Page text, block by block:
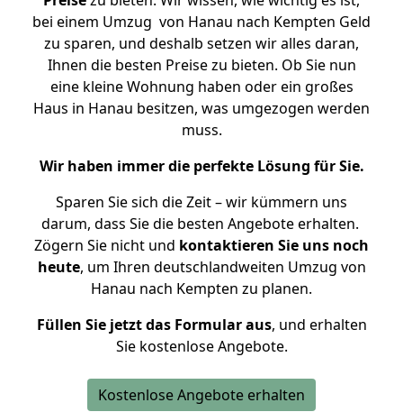
bei einem Umzug von Hanau nach Kempten Geld
zu sparen, und deshalb setzen wir alles daran,
Ihnen die besten Preise zu bieten. Ob Sie nun
eine kleine Wohnung haben oder ein großes
Haus in Hanau besitzen, was umgezogen werden
muss.
Wir haben immer die perfekte Lösung für Sie.
Sparen Sie sich die Zeit – wir kümmern uns
darum, dass Sie die besten Angebote erhalten.
Zögern Sie nicht und kontaktieren Sie uns noch
heute, um Ihren deutschlandweiten Umzug von
Hanau nach Kempten zu planen.
Füllen Sie jetzt das Formular aus, und erhalten
Sie kostenlose Angebote.
Kostenlose Angebote erhalten